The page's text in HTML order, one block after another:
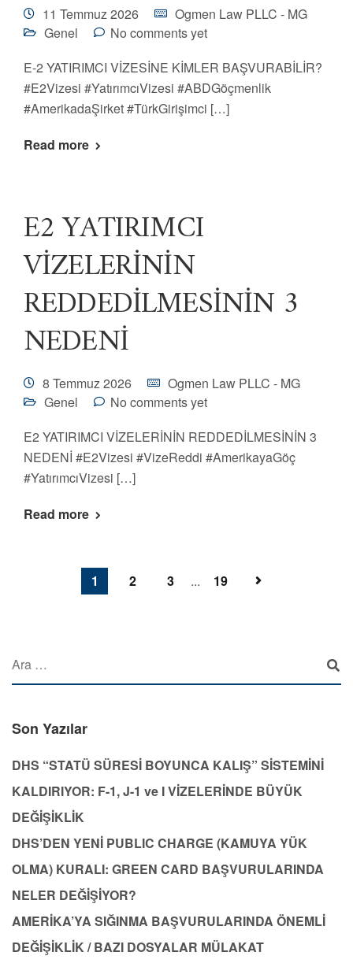
11 Temmuz 2026
Ogmen Law PLLC - MG
Genel
No comments yet
E-2 YATIRIMCI VİZESİNE KİMLER BAŞVURABİLİR?
#E2Vizesi #YatırımcıVizesi #ABDGöçmenlik
#AmerikadaŞirket #TürkGirişimci […]
Read more
E2 YATIRIMCI
VİZELERİNİN
REDDEDİLMESİNİN 3
NEDENİ
8 Temmuz 2026
Ogmen Law PLLC - MG
Genel
No comments yet
E2 YATIRIMCI VİZELERİNİN REDDEDİLMESİNİN 3
NEDENİ #E2Vizesi #VizeReddi #AmerikayaGöç
#YatırımcıVizesi […]
Read more
1 2 3 ... 19
Son Yazılar
DHS “STATÜ SÜRESİ BOYUNCA KALIŞ” SİSTEMİNİ
KALDIRIYOR: F-1, J-1 ve I VİZELERİNDE BÜYÜK
DEĞİŞİKLİK
DHS’DEN YENİ PUBLIC CHARGE (KAMUYA YÜK
OLMA) KURALI: GREEN CARD BAŞVURULARINDA
NELER DEĞİŞİYOR?
AMERİKA’YA SIĞINMA BAŞVURULARINDA ÖNEMLİ
DEĞİŞİKLİK / BAZI DOSYALAR MÜLAKAT